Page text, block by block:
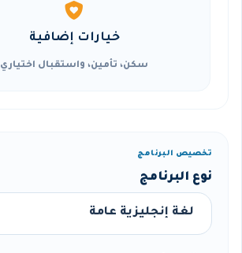
خيارات إضافية
سكن، تأمين، واستقبال اختياري
تخصيص البرنامج
نوع البرنامج